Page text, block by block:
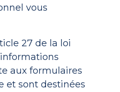
vous
27 de la loi
aux formulaires
et sont destinées